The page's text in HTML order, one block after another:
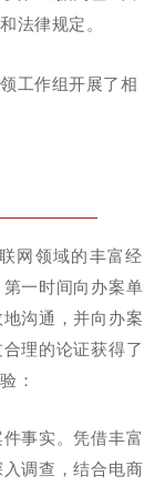
法律规定。
工作组开展了相
网领域的丰富经
一时间向办案单
沟通，并向办案
理的论证获得了
：
事实。凭借丰富
调查，结合电商